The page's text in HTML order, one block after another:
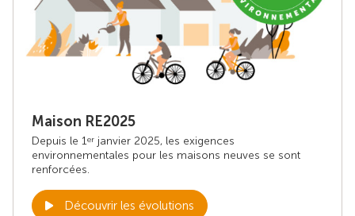
Maison RE2025
Depuis le 1er janvier 2025, les exigences
environnementales pour les maisons neuves se sont
renforcées.
Découvrir les évolutions